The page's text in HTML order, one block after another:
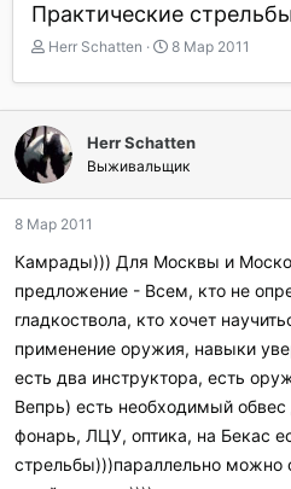
Практические
А
т
о
р
т
е
м
ы
Herr Schatten
Д
т
а
а
ч
а
8 Мар 2011
Herr Schatten
Выживальщик
8 Мар 2011
Камрады))) Для Москвы и
предложение - Всем, кто не
гладкоствола, кто хочет
применение оружия, навыки
есть два инструктора, есть
Вепрь) есть необходимый
фонарь, ЛЦУ, оптика, на Бекас
стрельбы)))параллельно можно